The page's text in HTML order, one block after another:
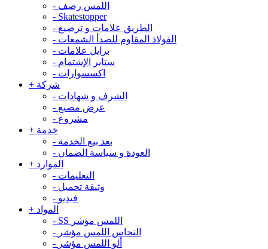
- اللمس رصف
- Skatestopper
- الطريق علامات و ترصيع
- الفولاذ المقاوم للصدأ الشمعات
- برايل علامات
- ستاير الإشتمام
- اكسسوارات
+ شركة
- الشرف و شهادات
- عرض مصنع
- مشروع
+ خدمة
- بعد بيع الخدمة
- العودة و سياسة الضمان
+ الموارد
- التعليمات
- وثيقة تحميل
- فيديو
+ المواد
-
SS اللمس مؤشر
- النحاس اللمس مؤشر
- ألو اللمس مؤشر